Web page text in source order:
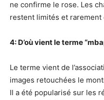
ne confirme le rose. Les
restent limités et rarement
4: D’où vient le terme
Le terme vient de
images retouchées le
Il a été popularisé sur les